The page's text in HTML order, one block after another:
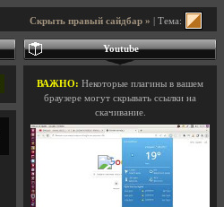
Скрыть правый сайдбар » | Тема:
Youtube
ВАЖНО: Некоторые плагины в вашем
браузере могут скрывать ссылки на
скачивание.